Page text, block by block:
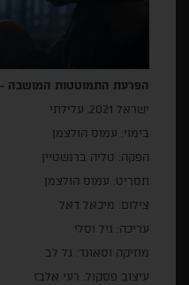
הפרעת התמוטטות המושבה -
ישראל 2021, עלילתי
בימוי: עמוס הולצמן
הפקה: טליה ברנשטיין
תסריט: עמוס הולצמן
צילום: מיכאל דאל
עריכה: גיל וסלי
מוזיקה וסאונד: גל לב
עיצוב פסקול: רעי אלבז